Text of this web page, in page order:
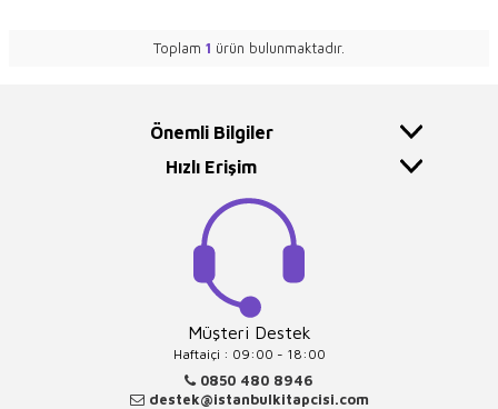
Toplam 1 ürün bulunmaktadır.
Önemli Bilgiler
Hızlı Erişim
Müşteri Destek
Haftaiçi : 09:00 - 18:00
0850 480 8946
destek@istanbulkitapcisi.com